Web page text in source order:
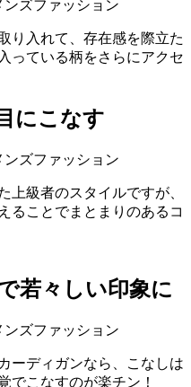
り入れて、存在感を際立た
っている柄をさらにアクセ
にこなす
上級者のスタイルですが、
ることでまとまりのあるコ
若々しい印象に
ーディガンなら、こなしは
でこなすのが楽チン！